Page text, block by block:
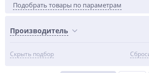
Подобрать товары по параметрам
Производитель
Скрыть подбор